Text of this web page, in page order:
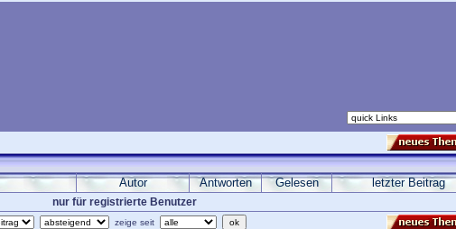
Autor Antworten Gelesen letzter Beitrag
nur für registrierte Benutzer
zeige seit